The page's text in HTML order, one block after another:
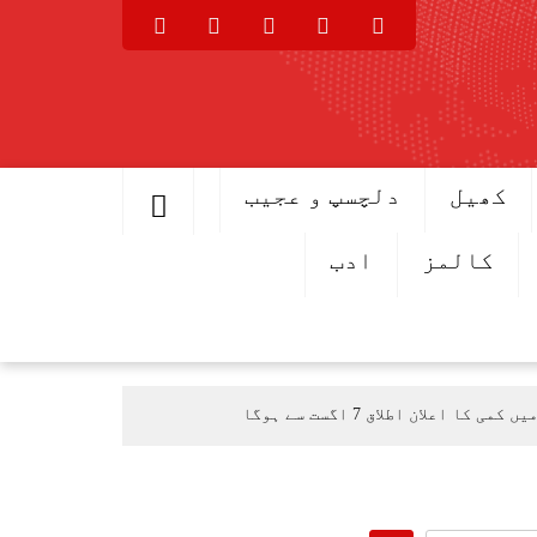
کھیل دلچسپ و عجیب
کالمز ادب
اطلاق 7 اگست سے ہوگا